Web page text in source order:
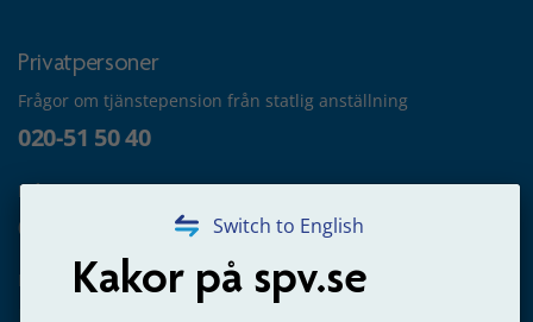
Switch to English
Kakor på spv.se
Privatpersoner
Frågor om tjänstepension från statlig anställning
020-51 50 40
Frågor om utbetalning
020-65 00 65
Kontakta oss